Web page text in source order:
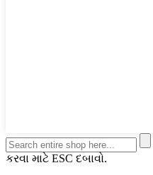
કરવા માટે ESC દબાવો.